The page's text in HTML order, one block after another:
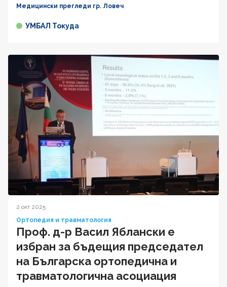
Медицински прегледи гр. Ловеч
УМБАЛ Токуда
2 окт 2025
Ортопедия и травматология
Проф. д-р Васил Яблански е
избран за бъдещия председател
на Българска ортопедична и
травматологична асоциация